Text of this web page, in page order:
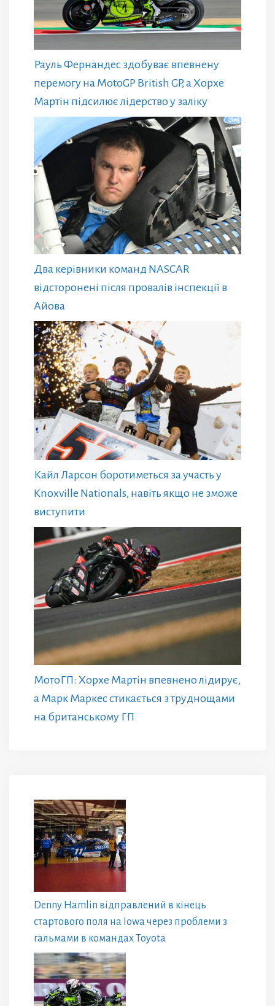
Рауль Фернандес здобуває впевнену
перемогу на MotoGP British GP, а Хорхе
Мартін підсилює лідерство у заліку
Два керівники команд NASCAR
відсторонені після провалів інспекції в
Айова
Кайл Ларсон боротиметься за участь у
Knoxville Nationals, навіть якщо не зможе
виступити
МотоГП: Хорхе Мартін впевнено лідирує,
а Марк Маркес стикається з труднощами
на британському ГП
Denny Hamlin відправлений в кінець
стартового поля на Iowa через проблеми з
гальмами в командах Toyota